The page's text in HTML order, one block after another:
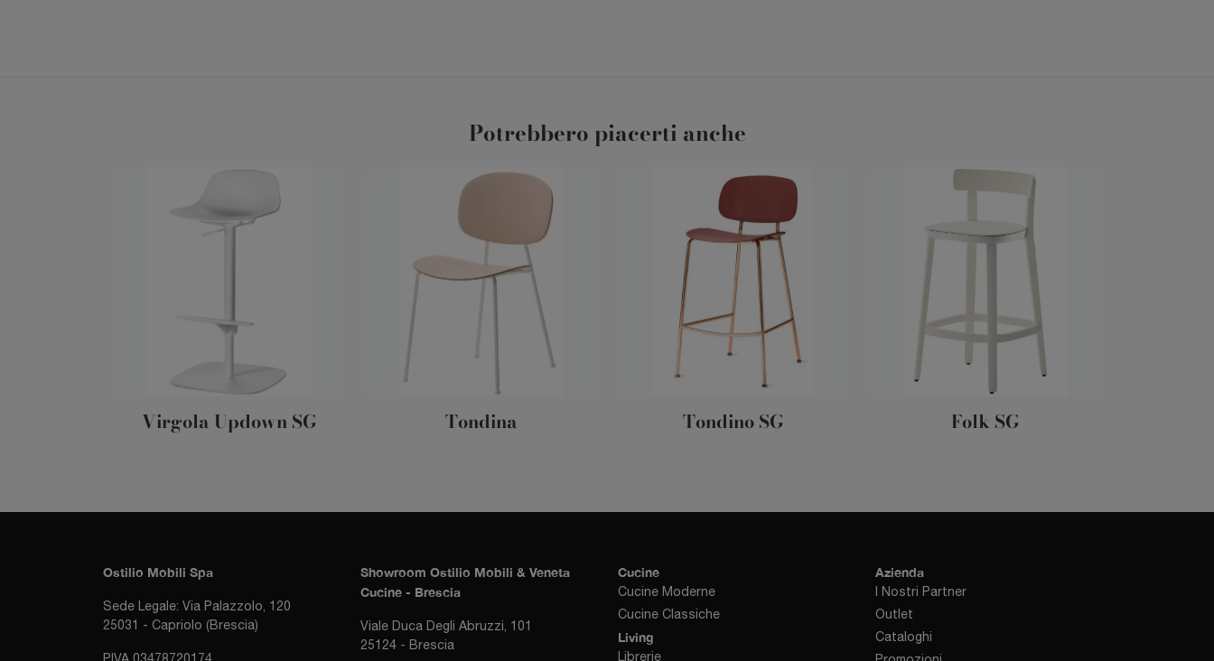
Potrebbero piacerti anche
Virgola Updown SG Tondina Tondino SG Folk SG
Ostilio Mobili Spa
Sede Legale: Via Palazzolo, 120
25031 - Capriolo (Brescia)
Showroom Ostilio Mobili & Veneta
Cucine - Brescia
Viale Duca Degli Abruzzi, 101
25124 - Brescia
Cucine
Cucine Moderne
Cucine Classiche
Living
Librerie
Azienda
I Nostri Partner
Outlet
Cataloghi